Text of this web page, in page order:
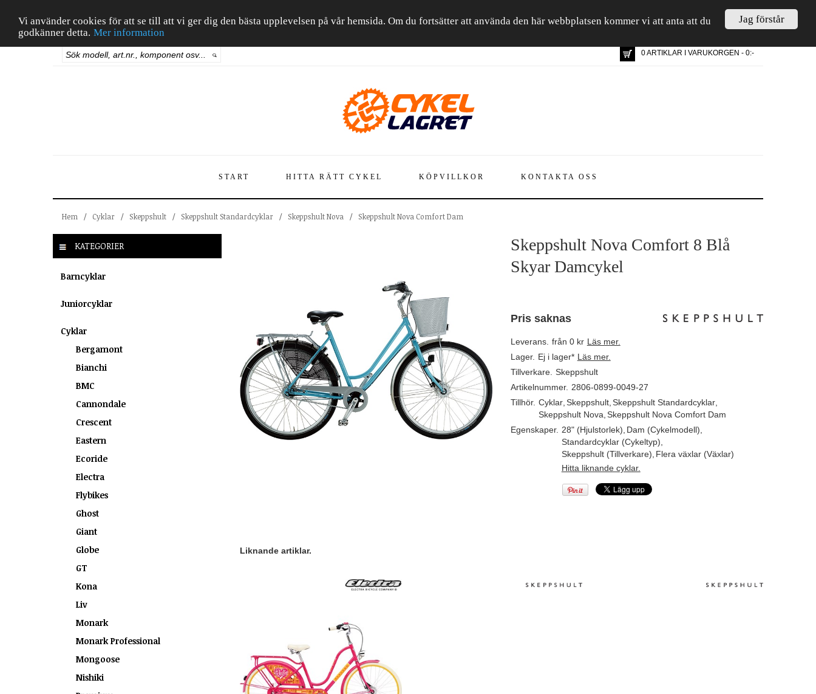
Jag förstår
Vi använder cookies för att se till att vi ger dig den bästa upplevelsen på vår hemsida. Om du fortsätter att använda den här webbplatsen kommer vi att anta att du
godkänner detta. Mer information
0 ARTIKLAR I VARUKORGEN - 0:-
START HITTA RÄTT CYKEL KÖPVILLKOR KONTAKTA OSS
Hem / Cyklar / Skeppshult / Skeppshult Standardcyklar / Skeppshult Nova / Skeppshult Nova Comfort Dam
KATEGORIER
Barncyklar
Juniorcyklar
Cyklar
Bergamont
Bianchi
BMC
Cannondale
Crescent
Eastern
Ecoride
Electra
Flybikes
Ghost
Giant
Globe
GT
Kona
Liv
Monark
Monark Professional
Mongoose
Nishiki
Skeppshult Nova Comfort 8 Blå
Skyar Damcykel
Pris saknas
Leverans. från 0 kr Läs mer.
Lager. Ej i lager* Läs mer.
Tillverkare. Skeppshult
Artikelnummer. 2806-0899-0049-27
Tillhör. Cyklar, Skeppshult, Skeppshult Standardcyklar,
Skeppshult Nova Skeppshult Nova Comfort Dam
Egenskaper. 28" (Hjulstorlek) Dam (Cykelmodell)
Standardcyklar (Cykeltyp)
Skeppshult (Tillverkare) Flera växlar (Växlar)
Hitta liknande cyklar.
Liknande artiklar.